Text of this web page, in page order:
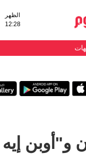
الظهر
12:28
و"أوبن